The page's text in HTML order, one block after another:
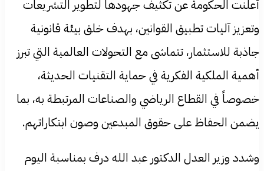
أعلنت الحكومة عن تكثيف جهودها لتطوير التشريعات
وتعزيز آليات تطبيق القوانين، بهدف خلق بيئة قانونية
جاذبة للاستثمار، تتماشى مع التحولات العالمية التي تبرز
أهمية الملكية الفكرية في حماية التقنيات الحديثة،
خصوصاً في القطاع الرياضي والصناعات المرتبطة به، بما
يضمن الحفاظ على حقوق المبدعين وصون ابتكاراتهم.
وشدد وزير العدل الدكتور عبد الله درف بمناسبة اليوم